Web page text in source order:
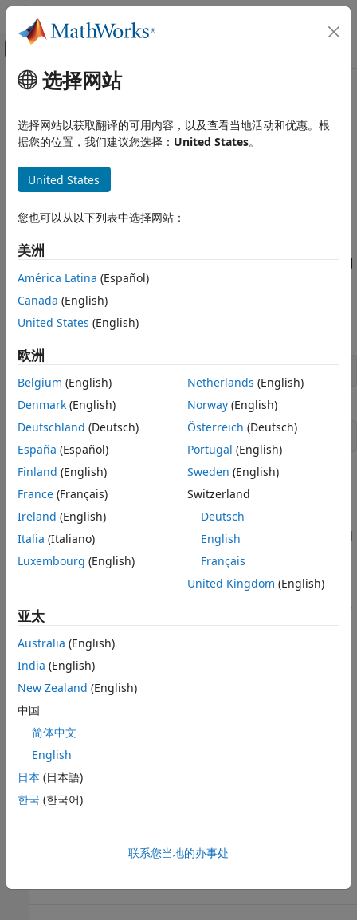
跳到内容
画布外导航菜单切换
文档主页
代码验证
审查和报告结果
编码标准
MISRA C++:2008 Rule 2-3-1
检查信息
版本历史记录
另请参阅
主要内容
MISRA C++:2008 Rule 2-3-1
Trigraphs shall not be used
描述
可以用两个问号后跟一个特定的第三个字符来表示三字符序列（例
如，'??-'表示一个'~'（波浪号）字符，
符）。这些三字符序列可能会与两个问号的其他用法意外混淆。
例如，字符串
被转换为
"(Date should be in the form ~~]"
但此转换可能不是有意为之。
Polyspace实现
规则检查项会对三字符序列的使用报告违规，无论三字符序列是用
如果您预期会出现违规，而 Polyspace
诊
断为何编码规范违规未按预期显示。
检查信息
组：词法规范
类别：
版本历史记录
在 R2013b 中推出
另请参阅
选择网站
选择网站以获取翻译的可用内容，以及查看当地活动和优惠。根
据您的位置，我们建议您选择： United States。
United States
您也可以从以下列表中选择网站：
美洲
América Latina (Español)
Canada (English)
United States (English)
欧洲
Belgium (English)
Denmark (English)
Deutschland (Deutsch)
España (Español)
Finland (English)
France (Français)
Ireland (English)
Italia (Italiano)
Luxembourg (English)
Netherlands (English)
Norway(English)
Österreich (Deutsch)
Portugal (English)
Sweden (English)
Switzerland
Deutsch
English
Français
United Kingdom (English)
亚太
Australia (English)
India (English)
New Zealand (English)
中国
简体中文
English
日本 (日本語)
한국 (한국어)
联系您当地的办事处